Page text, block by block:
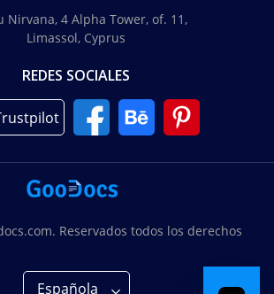
Nirvana, 4 Alpha Tower, of. 11,
Limassol, Cyprus
REDES SOCIALES
Reservados todos los derechos
Española